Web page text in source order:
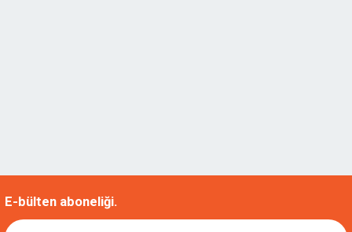
E-bülten aboneliği.